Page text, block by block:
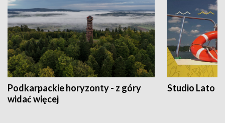
Podkarpackie horyzonty - z góry
widać więcej
Studio Lato